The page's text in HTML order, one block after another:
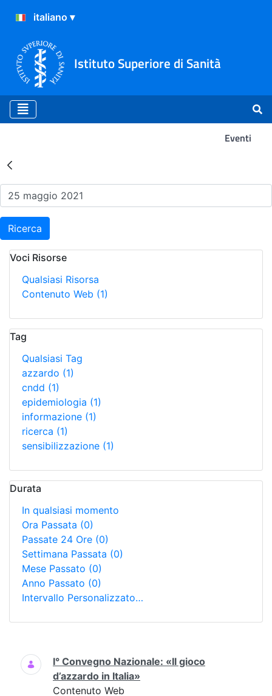
Istituto Superiore di Sanità
Eventi
Risultati della Ricerca -
Ricerca
Voci Risorse
Qualsiasi Risorsa
Contenuto Web (1)
Tag
Qualsiasi Tag
azzardo (1)
cndd (1)
epidemiologia (1)
informazione (1)
ricerca (1)
sensibilizzazione (1)
Durata
In qualsiasi momento
Ora Passata (0)
Passate 24 Ore (0)
Settimana Passata (0)
Mese Passato (0)
Anno Passato (0)
Intervallo Personalizzato…
Ricerca
I° Convegno Nazionale: «Il gioco
d’azzardo in Italia»
Contenuto Web